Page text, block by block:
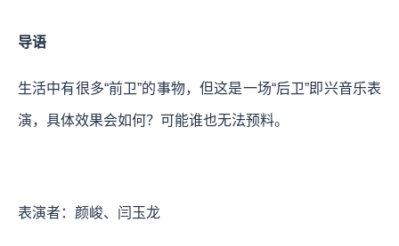
导语
生活中有很多“前卫”的事物，但这是一场“后卫”即兴音乐表
演，具体效果会如何？可能谁也无法预料。
表演者：颜峻、闫玉龙